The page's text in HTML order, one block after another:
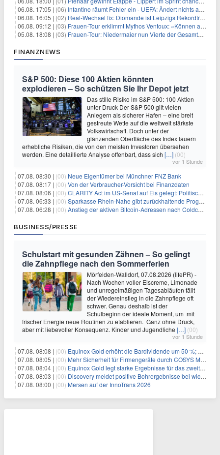
06.08. 17:05 | (06) Infantino räumt Fehler ein - UEFA: Ändert nichts an Boykott
06.08. 16:05 | (02) Real-Wechsel fix: Diomande ist Leipzigs Rekordtransfer
06.08. 09:12 | (03) Frauen-Tour erklimmt Mythos Ventoux: «Können alles schaffen»
05.08. 18:08 | (03) Frauen-Tour: Niedermaier nun Vierte der Gesamtwertung
FINANZNEWS
S&P 500: Diese 100 Aktien könnten
explodieren – So schützen Sie Ihr Depot jetzt
Das stille Risiko im S&P 500: 100 Aktien
unter Druck Der S&P 500 gilt vielen
Anlegern als sicherer Hafen – eine breit
gestreute Wette auf die weltweit stärkste
Volkswirtschaft. Doch unter der
glänzenden Oberfläche des Index lauern
erhebliche Risiken, die von den meisten Investoren übersehen
werden. Eine detaillierte Analyse offenbart, dass sich […] (00)
vor 1 Stunde
07.08. 08:30 | (00) Neue Eigentümer bei Münchner FNZ Bank
07.08. 08:17 | (00) Von der Verbraucher-Vorsicht bei Finanzdaten
07.08. 08:06 | (00) CLARITY Act im US-Senat auf Eis gelegt: Politische Differenzen verzögern Krypto-Gesetzgebung bis September
07.08. 06:33 | (00) Sparkasse Rhein-Nahe gibt zurückhaltende Prognose
07.08. 06:28 | (00) Anstieg der aktiven Bitcoin-Adressen nach Coldcard-Panik
BUSINESS/PRESSE
Schulstart mit gesunden Zähnen – So gelingt
die Zahnpflege nach den Sommerferien
Mörfelden-Walldorf, 07.08.2026 (lifePR) -
Nach Wochen voller Eiscreme, Limonade
und unregelmäßigen Tagesabläufen fällt
der Wiedereinstieg in die Zahnpflege oft
schwer. Genau deshalb ist der
Schulbeginn der ideale Moment, um mit
frischer Energie neue Routinen zu etablieren. Ganz ohne Druck,
aber mit liebevoller Konsequenz. Kinder und Jugendliche […] (00)
vor 1 Stunde
07.08. 08:08 | (00) Equinox Gold erhöht die Bardividende um 50 %; kündigt vierteljährliche Bardividende von 0,0225 US-Dollar pro Stammaktie an
07.08. 08:05 | (00) Mehr Sicherheit für Firmengeräte durch COSYS MDM
07.08. 08:04 | (00) Equinox Gold legt starke Ergebnisse für das zweite Quartal vor
07.08. 08:03 | (00) Discovery meldet positive Bohrergebnisse bei wichtigen Wachstumsprojekten, Ressourcenschätzungen für Dome und TVZ liegen im Zeitplan für Ende 2026
07.08. 08:00 | (00) Mersen auf der InnoTrans 2026